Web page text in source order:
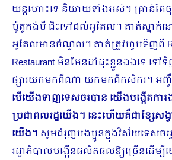
យន្តហោះទេ និយាយទាំងអស់។ គ្រាន់តែ
ម៉ូតូកង់បី ជិះទៅដល់អូតែល។ គាត់ស្នាក់ន
អូតែលមានចំណូល។ គាត់ត្រូវហូបទិញពី
Restaurant មិនមែនដាំដុះខ្លួនឯងទេ ទៅ
ផ្សារយកមកពីណា យកមកពីកសិករ។ អញ្ចឹ
បើយើងទាញទេសចរបាន យើងបង្កើតកា
ប្រជាពលរដ្ឋយើង។ នេះហើយគឺជាខ្សែស
យើង។ សូមជំរុញបងប្អូនក្នុងវិស័យទេស​ចរ
រដ្ឋាភិបាលបង្កើនផលិតផលឱ្យច្រើនដើម្